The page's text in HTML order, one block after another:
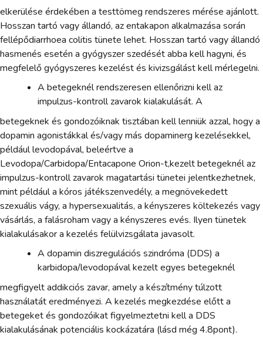
elkerülése érdekében a testtömeg rendszeres mérése ajánlott.
Hosszan tartó vagy állandó, az entakapon alkalmazása során
fellépődiarrhoea colitis tünete lehet. Hosszan tartó vagy állandó
hasmenés esetén a gyógyszer szedését abba kell hagyni, és
megfelelő gyógyszeres kezelést és kivizsgálást kell mérlegelni.
A betegeknél rendszeresen ellenőrizni kell az
impulzus-kontroll zavarok kialakulását. A
betegeknek és gondozóiknak tisztában kell lenniük azzal, hogy a
dopamin agonistákkal és/vagy más dopaminerg kezelésekkel,
például levodopával, beleértve a
Levodopa/Carbidopa/Entacapone Orion-t,kezelt betegeknél az
impulzus-kontroll zavarok magatartási tünetei jelentkezhetnek,
mint például a kóros játékszenvedély, a megnövekedett
szexuális vágy, a hypersexualitás, a kényszeres költekezés vagy
vásárlás, a falásroham vagy a kényszeres evés. Ilyen tünetek
kialakulásakor a kezelés felülvizsgálata javasolt.
A dopamin diszregulációs szindróma (DDS) a
karbidopa/levodopával kezelt egyes betegeknél
megfigyelt addikciós zavar, amely a készítmény túlzott
használatát eredményezi. A kezelés megkezdése előtt a
betegeket és gondozóikat figyelmeztetni kell a DDS
kialakulásának potenciális kockázatára (lásd még 4.8pont).